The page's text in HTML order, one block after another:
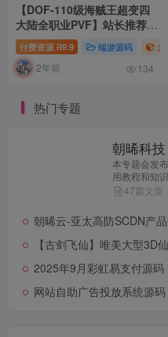
【DOF-110级海贼王超变四
大陆全职业PVF】站长推荐经
典3D冒险格斗闯关西方魔幻
端游-2024年8月8日最新打包
Linux服务端源码视频架设教
端！
付费资源 R9.9 端游源码 大
2年前 134
热门专题
朝晞科技
本专题会发
用教程和知
长。47篇文章
朝晞云-亚太高防SCDN产
【古剑飞仙】唯美大型3D仙侠手游10月3日最新整理Linux手工服务端
2025年9月彩虹易支付源码，全开
网站自助广告投放系统源